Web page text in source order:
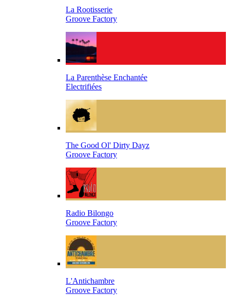
La Rootisserie
Groove Factory
La Parenthèse Enchantée
Electrifiées
The Good Ol' Dirty Dayz
Groove Factory
Radio Bilongo
Groove Factory
L'Antichambre
Groove Factory